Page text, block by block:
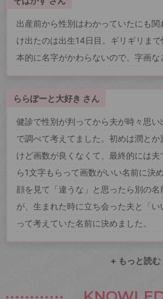
出産前から性別はわかっていたにも
け出たのは出生14日目。ギリギリま
本的に名字がかわらないので、字画な
ららぽーと大好き さん
健診で性別が判ってから夫が時々思
で調べて考えてました。初めは潤と
けど画数が良くなくて、最終的には
ら1文字もらって画数がいい名前に決
顔を見て「違うな」と思ったら別の
が、生まれた時に立ち会った夫と「
って考えていた名前に決めました。
+ もっと読む